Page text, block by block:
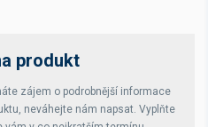
produkt
zájem o podrobnější informace
neváhejte nám napsat. Vyplňte